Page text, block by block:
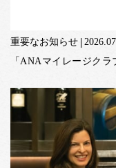
重要なお知らせ
「ANAマイレージク